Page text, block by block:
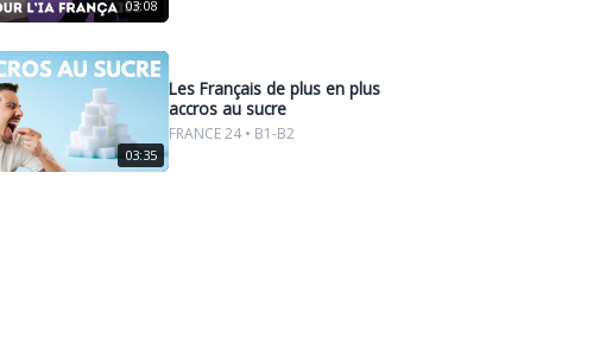
03:08
03:35
Les Français de plus en plus
accros au sucre
FRANCE 24 • B1-B2